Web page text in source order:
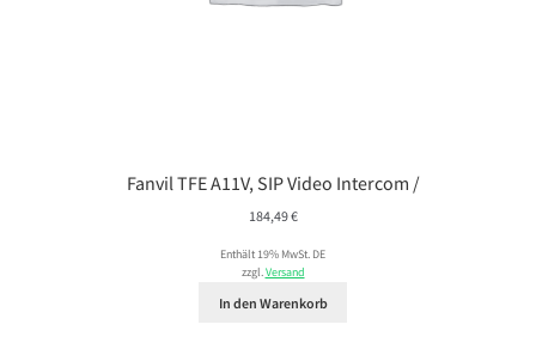
Fanvil TFE A11V, SIP Video Intercom /
184,49€
Enthält 19% MwSt. DE
zzgl.Versand
In den Warenkorb